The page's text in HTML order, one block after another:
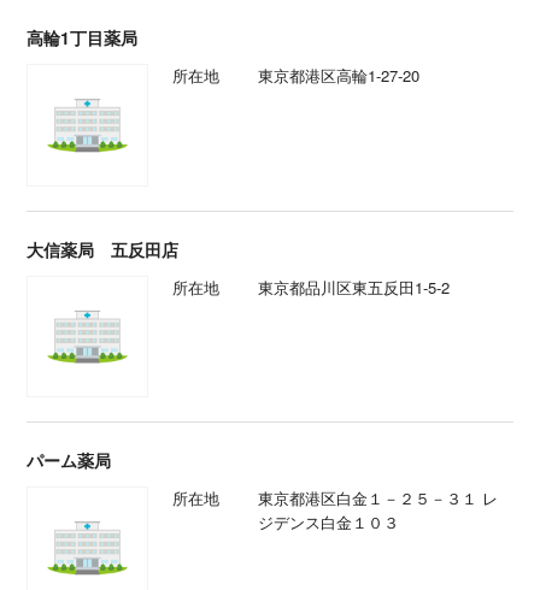
高輪1丁目薬局
所在地 東京都港区高輪1-27-20
大信薬局 五反田店
所在地 東京都品川区東五反田1-5-2
パーム薬局
所在地
東京都港区白金１－２５－３１ レ
ジデンス白金１０３